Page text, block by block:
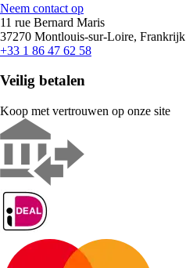
Neem contact op
11 rue Bernard Maris
37270 Montlouis-sur-Loire, Frankrijk
+33 1 86 47 62 58
Veilig betalen
Koop met vertrouwen op onze site